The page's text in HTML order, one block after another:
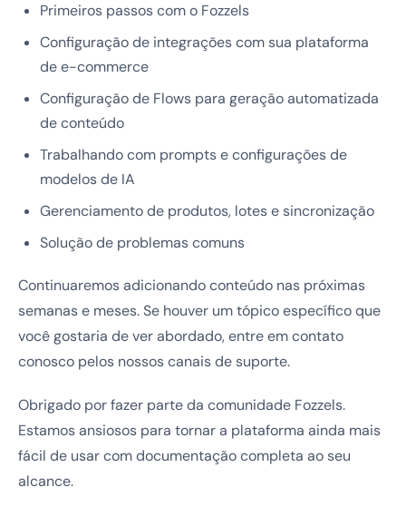
Primeiros passos com o Fozzels
Configuração de integrações com sua plataforma
de e-commerce
Configuração de Flows para geração automatizada
de conteúdo
Trabalhando com prompts e configurações de
modelos de IA
Gerenciamento de produtos, lotes e sincronização
Solução de problemas comuns
Continuaremos adicionando conteúdo nas próximas
semanas e meses. Se houver um tópico específico que
você gostaria de ver abordado, entre em contato
conosco pelos nossos canais de suporte.
Obrigado por fazer parte da comunidade Fozzels.
Estamos ansiosos para tornar a plataforma ainda mais
fácil de usar com documentação completa ao seu
alcance.